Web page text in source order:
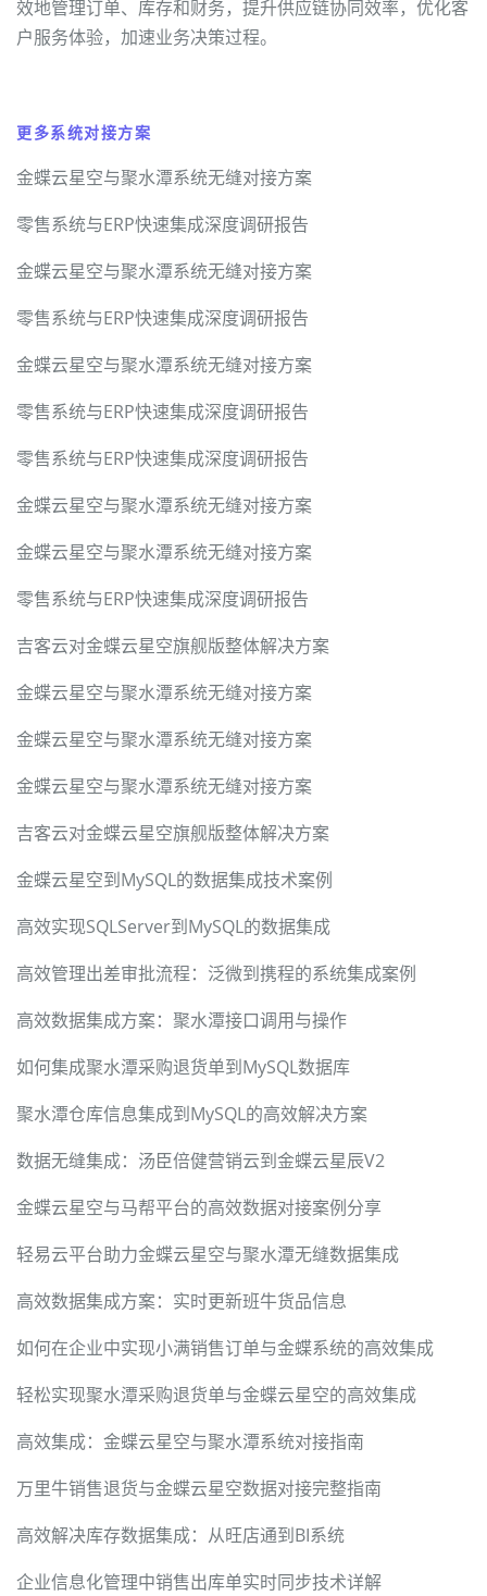
效地管理订单、库存和财务，提升供应链协同效率，优化客
户服务体验，加速业务决策过程。
更多系统对接方案
金蝶云星空与聚水潭系统无缝对接方案
零售系统与ERP快速集成深度调研报告
金蝶云星空与聚水潭系统无缝对接方案
零售系统与ERP快速集成深度调研报告
金蝶云星空与聚水潭系统无缝对接方案
零售系统与ERP快速集成深度调研报告
零售系统与ERP快速集成深度调研报告
金蝶云星空与聚水潭系统无缝对接方案
金蝶云星空与聚水潭系统无缝对接方案
零售系统与ERP快速集成深度调研报告
吉客云对金蝶云星空旗舰版整体解决方案
金蝶云星空与聚水潭系统无缝对接方案
金蝶云星空与聚水潭系统无缝对接方案
金蝶云星空与聚水潭系统无缝对接方案
吉客云对金蝶云星空旗舰版整体解决方案
金蝶云星空到MySQL的数据集成技术案例
高效实现SQLServer到MySQL的数据集成
高效管理出差审批流程：泛微到携程的系统集成案例
高效数据集成方案：聚水潭接口调用与操作
如何集成聚水潭采购退货单到MySQL数据库
聚水潭仓库信息集成到MySQL的高效解决方案
数据无缝集成：汤臣倍健营销云到金蝶云星辰V2
金蝶云星空与马帮平台的高效数据对接案例分享
轻易云平台助力金蝶云星空与聚水潭无缝数据集成
高效数据集成方案：实时更新班牛货品信息
如何在企业中实现小满销售订单与金蝶系统的高效集成
轻松实现聚水潭采购退货单与金蝶云星空的高效集成
高效集成：金蝶云星空与聚水潭系统对接指南
万里牛销售退货与金蝶云星空数据对接完整指南
高效解决库存数据集成：从旺店通到BI系统
企业信息化管理中销售出库单实时同步技术详解